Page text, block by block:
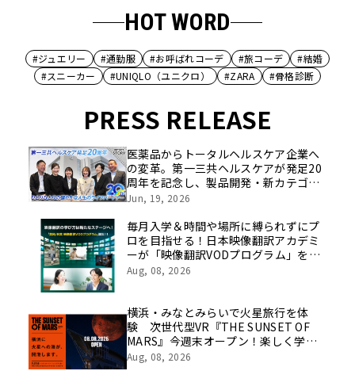
HOT WORD
#ジュエリー #通勤服 #お呼ばれコーデ #旅コーデ
#結婚
#スニーカー
#UNIQLO（ユニクロ） #ZARA #骨格診断
PRESS RELEASE
医薬品からトータルヘルスケア企業へ
の変革。第一三共ヘルスケアが発足20
周年を記念し、製品開発・新カテゴリ
挑戦の舞台や旧社統合時のエピソード
像を公開！
Jun, 19, 2026
毎月入学＆時間や場所に縛られずにプ
ロを目指せる！日本映像翻訳アカデミ
ーが「映像翻訳VODプログラム」を
2026年10月より開講！
Aug, 08, 2026
横浜・みなとみらいで火星旅行を体
験 次世代型VR『THE SUNSET OF
MARS』今週末オープン！楽しく学べ
るパネル展やワークショップなど関連
Aug, 08, 2026